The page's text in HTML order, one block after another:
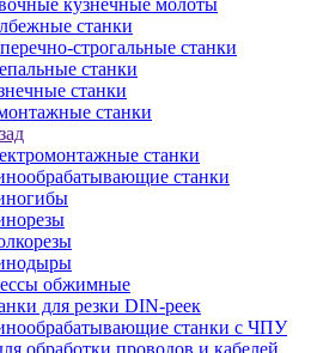
кузнечные молоты
станки
строгальные станки
станки
станки
станки
станки
станки
обжимные
для резки DIN-реек
станки с ЧПУ
обработки проводов и кабелей